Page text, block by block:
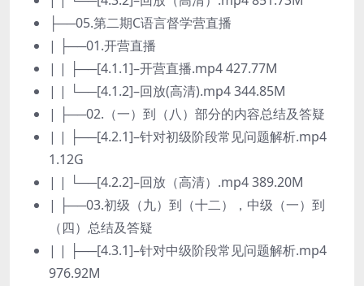
├──05.第二期C语言督学营直播
| ├──01.开营直播
| | ├──[4.1.1]–开营直播.mp4 427.77M
| | └──[4.1.2]–回放(高清).mp4 344.85M
| ├──02.（一）到（八）部分的内容总结及答疑
| | ├──[4.2.1]–针对初级阶段常见问题解析.mp4
1.12G
| | └──[4.2.2]–回放（高清）.mp4 389.20M
| ├──03.初级（九）到（十二），中级（一）到
（四）总结及答疑
| | ├──[4.3.1]–针对中级阶段常见问题解析.mp4
976.92M